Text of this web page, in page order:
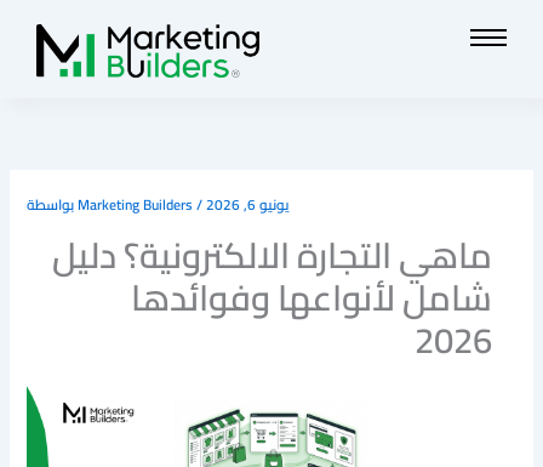
المحتوى
بواسطةMarketing Builders/ يونيو 6, 2026
ماهي التجارة الالكترونية؟ دليل
شامل لأنواعها وفوائدها
2026